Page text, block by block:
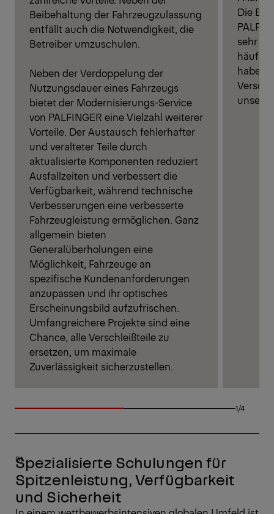
Beibehaltung der Fahrzeugzulassung
entfällt auch die Notwendigkeit, die
Betreiber umzuschulen.
Neben der Verdoppelung der
Nutzungsdauer eines Fahrzeugs
bietet der Modernisierungs-Service
von PALFINGER eine Vielzahl weiterer
Vorteile. Der Austausch fehlerhafter
und veralteter Teile durch
aktualisierte Komponenten reduziert
Ausfallzeiten und verbessert die
Verfügbarkeit, während technische
Verbesserungen eine verbesserte
Fahrzeugleistung ermöglichen. Ganz
allgemein bieten
Generalüberholungen eine
Möglichkeit, Fahrzeuge an
spezifische Kundenanforderungen
anzupassen und ihr optisches
Erscheinungsbild aufzufrischen.
Umfangreichere Projekte sind eine
Chance, alle Verschleißteile zu
ersetzen, um maximale
Zuverlässigkeit sicherzustellen.
Die
sehr
häufig
haben
unsere
1/4
Spezialisierte Schulungen für
Spitzenleistung, Verfügbarkeit
und Sicherheit